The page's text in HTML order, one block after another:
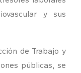
y sus
de Trabajo y
públicas, se